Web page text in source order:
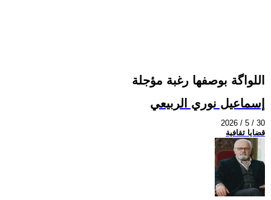
اللواگة بوصفها رغبة مؤجلة
إسماعيل نوري الربيعي
2026 / 5 / 30
قضايا ثقافية